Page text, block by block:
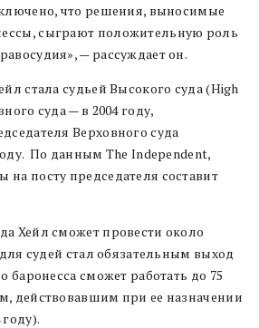
что решения, выносимые
сыграют положительную роль
— рассуждает он.
стала судьей Высокого суда (High
суда — в 2004 году,
Верховного суда
По данным The Independent,
на посту председателя составит
Хейл сможет провести около
для судей стал обязательным выход
баронесса сможет работать до 75
действовавшим при ее назначении